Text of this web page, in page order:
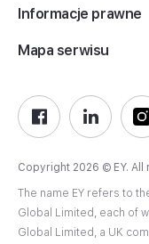
Informacje prawne
Mapa serwisu
Copyright 2026 © EY.
The name EY refers to
Global Limited, each of
Global Limited, a UK